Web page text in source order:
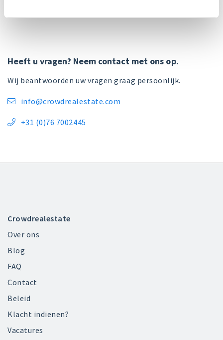
Heeft u vragen? Neem contact met ons op.
Wij beantwoorden uw vragen graag persoonlijk.
 info@crowdrealestate.com
 +31 (0)76 7002445
Crowdrealestate
Over ons
Blog
FAQ
Contact
Beleid
Klacht indienen?
Vacatures